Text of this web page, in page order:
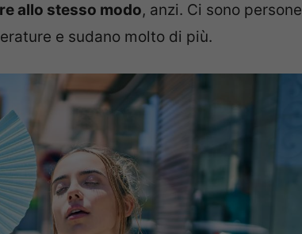
allo stesso modo, anzi. Ci sono persone
e sudano molto di più.